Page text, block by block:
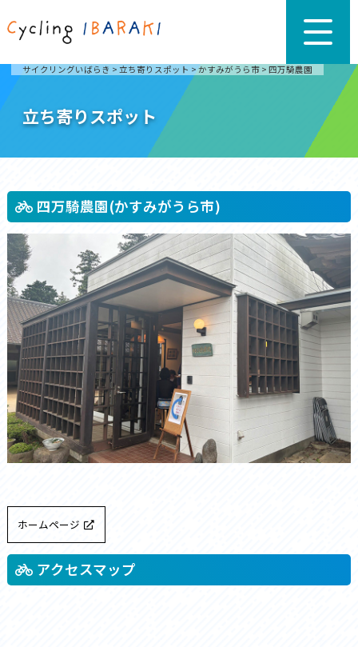
サイクリングいばらき > 立ち寄りスポット >かすみがうら市 > 四万騎農園
立ち寄りスポット
四万騎農園(かすみがうら市)
ホームページ
アクセスマップ